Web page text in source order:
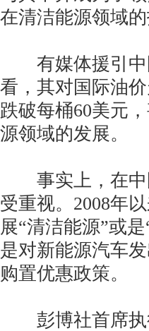
在清洁能源领域
有媒体援引中
看，其对国际油
跌破每桶60美元
源领域的发展。
事实上，在中
受重视。2008年
展“清洁能源”或
是对新能源汽车
购置优惠政策。
彭博社首席执